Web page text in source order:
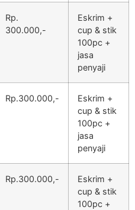
Rp.
300.000,-
Eskrim +
cup & stik
100pc +
jasa
penyaji
Rp.300.000,-
Eskrim +
cup & stik
100pc +
jasa
penyaji
Rp.300.000,-
Eskrim +
cup & stik
100pc +